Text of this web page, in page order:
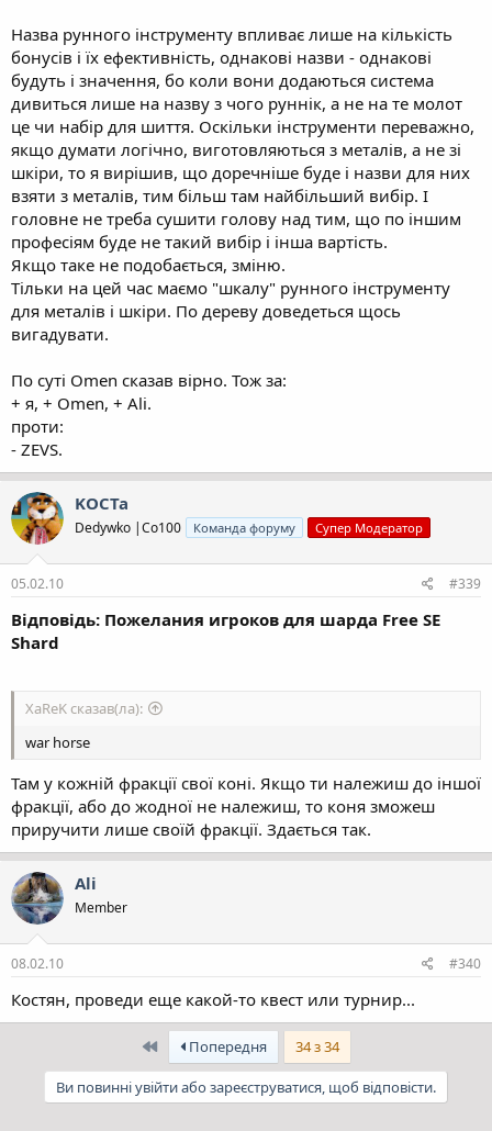
Назва рунного інструменту впливає лише на кількість
бонусів і їх ефективність, однакові назви - однакові
будуть і значення, бо коли вони додаються система
дивиться лише на назву з чого руннік, а не на те молот
це чи набір для шиття. Оскільки інструменти переважно,
якщо думати логічно, виготовляються з металів, а не зі
шкіри, то я вирішив, що доречніше буде і назви для них
взяти з металів, тим більш там найбільший вибір. І
головне не треба сушити голову над тим, що по іншим
професіям буде не такий вибір і інша вартість.
Якщо таке не подобається, зміню.
Тільки на цей час маємо "шкалу" рунного інструменту
для металів і шкіри. По дереву доведеться щось
вигадувати.
По суті Оmen сказав вірно. Тож за:
+ я, + Оmen, + Ali.
проти:
- ZEVS.
KOCTa
Dedywkо |Co100 Команда форуму Супер Модератор
05.02.10 #339
Відповідь: Пожелания игроков для шарда Free SE
Shard
XaReK сказав(ла):
war horse
Там у кожній фракції свої коні. Якщо ти належиш до іншої
фракції, або до жодної не належиш, то коня зможеш
приручити лише своїй фракції. Здається так.
Ali
Member
08.02.10 #340
Костян, проведи еще какой-то квест или турнир...
ПершийПопередня 34 з 34
Ви повинні увійти або зареєструватися, щоб відповісти.